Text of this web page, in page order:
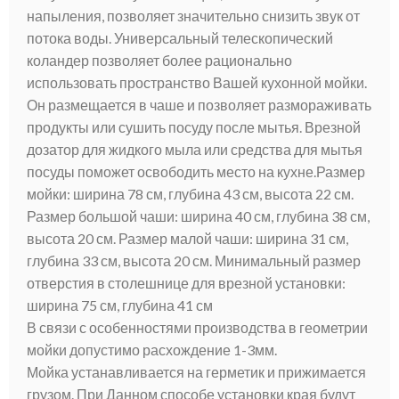
напыления, позволяет значительно снизить звук от
потока воды. Универсальный телескопический
коландер позволяет более рационально
использовать пространство Вашей кухонной мойки.
Он размещается в чаше и позволяет размораживать
продукты или сушить посуду после мытья. Врезной
дозатор для жидкого мыла или средства для мытья
посуды поможет освободить место на кухне.Размер
мойки: ширина 78 см, глубина 43 см, высота 22 см.
Размер большой чаши: ширина 40 см, глубина 38 см,
высота 20 см. Размер малой чаши: ширина 31 см,
глубина 33 см, высота 20 см. Минимальный размер
отверстия в столешнице для врезной установки:
ширина 75 см, глубина 41 см
В связи с особенностями производства в геометрии
мойки допустимо расхождение 1-3мм.
Мойка устанавливается на герметик и прижимается
грузом. При Данном способе установки края будут